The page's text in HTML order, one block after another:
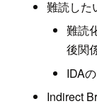
難読した
難読
後関
IDA
Indirect